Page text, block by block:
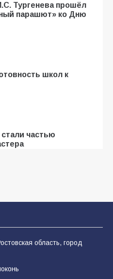
Тургенева прошёл
парашют» ко Дню
школ к
частью
России в августе
область, город